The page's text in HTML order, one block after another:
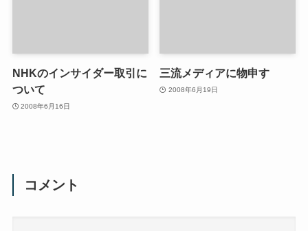
NHKのインサイダー取引に
ついて
2008年6月16日
三流メディアに物申す
2008年6月19日
コメント